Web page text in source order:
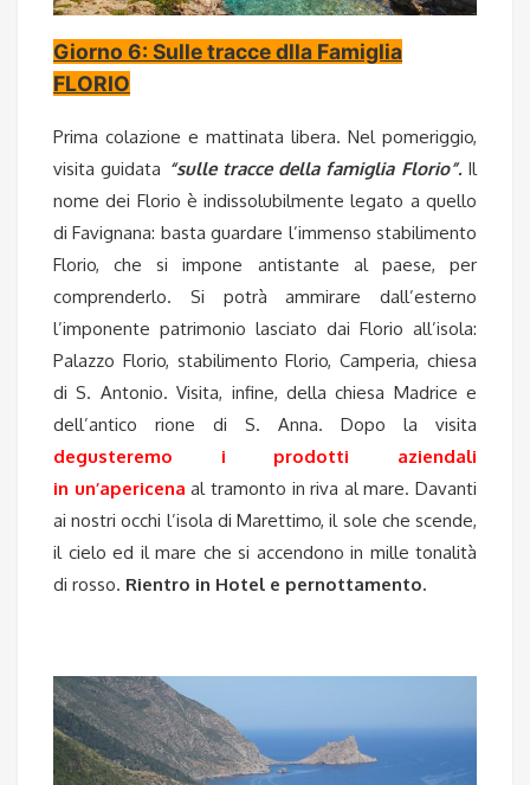
Giorno 6: Sulle tracce dlla Famiglia
FLORIO
Prima colazione e mattinata libera. Nel pomeriggio,
visita guidata “sulle tracce della famiglia Florio”. Il
nome dei Florio è indissolubilmente legato a quello
di Favignana: basta guardare l’immenso stabilimento
Florio, che si impone antistante al paese, per
comprenderlo. Si potrà ammirare dall’esterno
l’imponente patrimonio lasciato dai Florio all’isola:
Palazzo Florio, stabilimento Florio, Camperia, chiesa
di S. Antonio. Visita, infine, della chiesa Madrice e
dell’antico rione di S. Anna. Dopo la visita
degusteremo i prodotti aziendali
in un’apericena al tramonto in riva al mare. Davanti
ai nostri occhi l’isola di Marettimo, il sole che scende,
il cielo ed il mare che si accendono in mille tonalità
di rosso. Rientro in Hotel e pernottamento.